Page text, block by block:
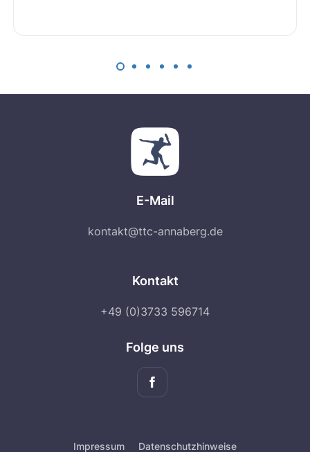
E-Mail
kontakt@ttc-annaberg.de
Kontakt
+49 (0)3733 596714
Folge uns
Impressum Datenschutzhinweise